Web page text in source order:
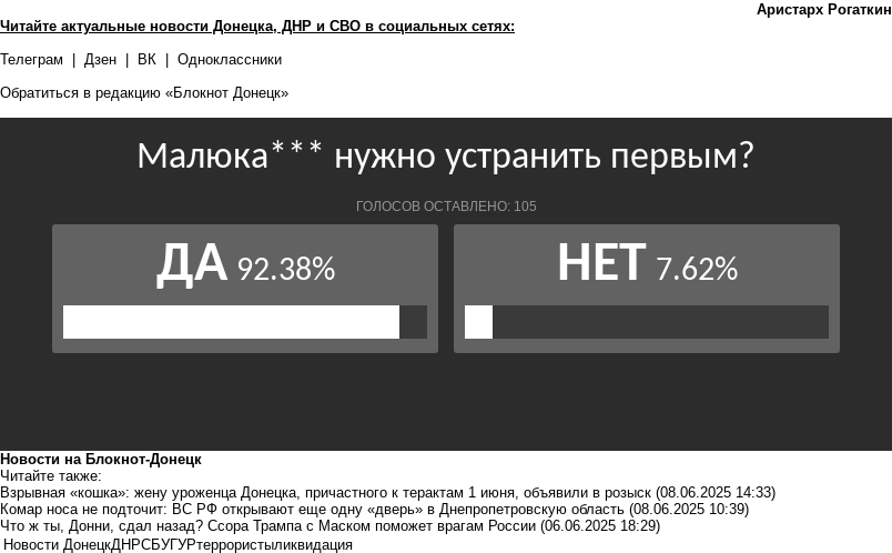
Аристарх Рогаткин
Читайте актуальные новости Донецка, ДНР и СВО в социальных сетях:
Телеграм
Дзен ВК
Одноклассники
Обратиться в редакцию «Блокнот Донецк»
Новости на Блoкнoт-Донецк
Читайте также:
Взрывная «кошка»: жену уроженца Донецка, причастного к терактам 1 июня, объявили в розыск (08.06.2025 14:33)
Комар носа не подточит: ВС РФ открывают еще одну «дверь» в Днепропетровскую область (08.06.2025 10:39)
Что ж ты, Донни, сдал назад? Ссора Трампа с Маском поможет врагам России (06.06.2025 18:29)
Новости ДонецкДНРСБУГУРтеррористыликвидация